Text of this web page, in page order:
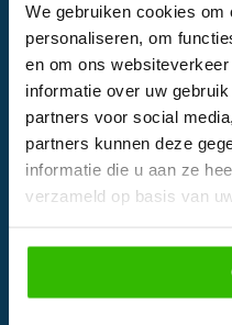
We gebruiken cookies
personaliseren, om
en om ons
informatie over uw
partners voor social
partners kunnen deze
informatie die u aan ze
verzameld op basis van
EVENTS
Kalender
Bedrijven
Impressie